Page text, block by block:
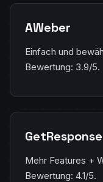
AWeber
Einfach und
Bewertung: 3.9/5.
GetResponse
Mehr Features +
Bewertung: 4.1/5.